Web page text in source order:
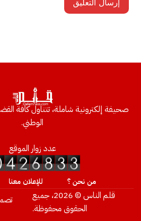
صحيفة إلكترونية شاملة، تتناول كافة
الوطني.
عدد زوار الموقع
من نحن ؟ للإعلان معنا
قلم الناس © 2026، جميع
الحقوق محفوظة.